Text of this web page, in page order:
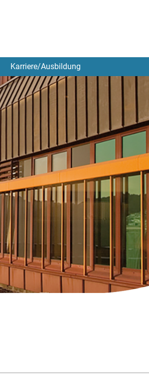
Karriere/Ausbildung